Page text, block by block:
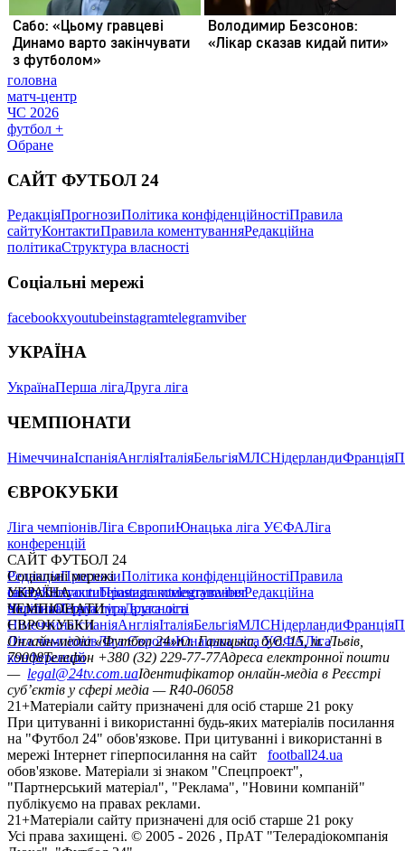
головна
матч-центр
ЧС 2026
футбол +
Обране
САЙТ ФУТБОЛ 24
РедакціяПрогнозиПолітика конфіденційностіПравила
сайтуКонтактиПравила коментуванняРедакційна
політикаСтруктура власності
Соціальні мережі
facebookxyoutubeinstagramtelegramviber
УКРАЇНА
УкраїнаПерша лігаДруга ліга
ЧЕМПІОНАТИ
НімеччинаІспаніяАнгліяІталіяБельгіяМЛСНідерландиФранція
ЄВРОКУБКИ
Ліга чемпіонівЛіга ЄвропиЮнацька ліга УЄФАЛіга
конференцій
САЙТ ФУТБОЛ 24
РедакціяПрогнозиПолітика конфіденційностіПравила
сайтуКонтактиПравила коментуванняРедакційна
політикаСтруктура власності
Соціальні мережі
facebookxyoutubeinstagramtelegramviber
УКРАЇНА
УкраїнаПерша лігаДруга ліга
ЧЕМПІОНАТИ
НімеччинаІспаніяАнгліяІталіяБельгіяМЛСНідерландиФранція
ЄВРОКУБКИ
Ліга чемпіонівЛіга ЄвропиЮнацька ліга УЄФАЛіга
конференцій
Онлайн-медіа «Футбол 24»пл. Галицька, буд. 15, м. Львів,
79008Телефон +380 (32) 229-77-77Адреса електронної пошти
— legal@24tv.com.uaІдентифікатор онлайн-медіа в Реєстрі
суб’єктів у сфері медіа — R40-06058
21+Матеріали сайту призначені для осіб старше 21 року
При цитуванні і використанні будь-яких матеріалів посилання
на "Футбол 24" обов'язкове. При цитуванні і використанні в
мережі Інтернет гіперпосилання на сайт
football24.ua
обов'язкове. Матеріали зі знаком "Спецпроект",
"Партнерський матеріал", "Реклама", "Новини компаній"
публікуємо на правах реклами.
21+Матеріали сайту призначені для осіб старше 21 року
Усi права захищенi. © 2005 - 2026 , ПрАТ "Телерадіокомпанія